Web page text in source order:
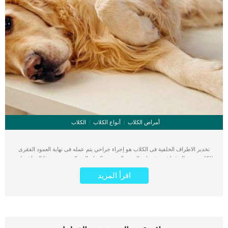
أمراض الكلاب أنواع الكلاب الكلاب
تخدير الاطراف الخلفية فى الكلاب هو إجراء جراحي يتم عمله فى نهاية العمود الفقرى
للكلب. هناك فراغ بين فقرات العمود الفقري والنخاع الشوكي, يحتوى هذا الفراغ على
العديد من الانسجة والاوعية الدموية. يتم حقن التخدير فى الفراغ الموجود بين الفقرة
الأخيرة من العمود الفقري والنخاع الشوكى. التخدير بهذه الطريقة قوى وفعال اكثر من
الحقن الكامل او استنشاق التخدير الغازي. اقرأ ايضا: مخاطر تخدير القطط والكلاب في
اقرأ المزيد